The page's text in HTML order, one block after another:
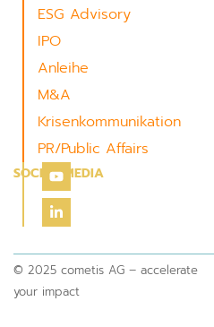
ESG Advisory
IPO
Anleihe
M&A
Krisenkommunikation
PR/Public Affairs
SOCIAL MEDIA
© 2025 cometis AG – accelerate
your impact